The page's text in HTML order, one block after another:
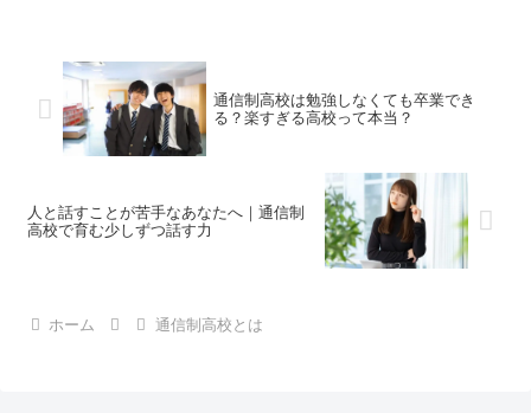
通信制高校は勉強しなくても卒業でき
る？楽すぎる高校って本当？
人と話すことが苦手なあなたへ｜通信制
高校で育む少しずつ話す力
ホーム 通信制高校とは